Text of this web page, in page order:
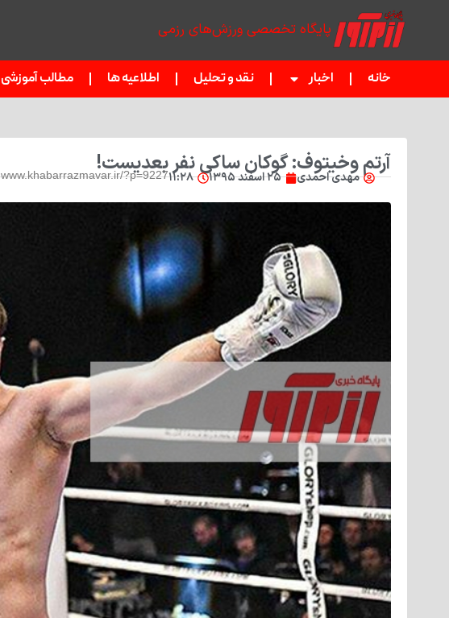
پایگاه تخصصی ورزش‌های رزمی
خانه اخبار نقد و تحلیل اطلاعیه ها مطالب آموزشی
آرتم وخیتوف: گوکان ساکی نفر بعدیست!
مهدی احمدی ۲۵ اسفند ۱۳۹۵ ۱۱:۲۸www.khabarrazmavar.ir/?p=9227